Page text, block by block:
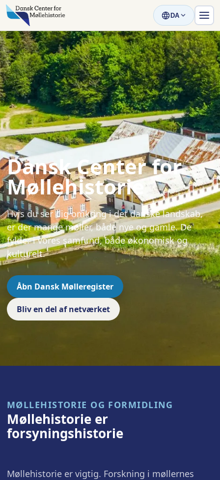
DA
Dansk Center for
Møllehistorie
Hvis du ser dig omkring i det danske landskab,
er der mange møller, både nye og gamle. De
fylder i vores samfund, både økonomisk og
kulturelt.
Åbn Dansk Mølleregister
Bliv en del af netværket
MØLLEHISTORIE OG FORMIDLING
Møllehistorie er
forsyningshistorie
Møllehistorie er vigtig. Forskning i møllernes